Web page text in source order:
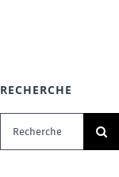
RECHERCHE
Rechercher: